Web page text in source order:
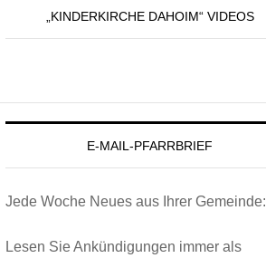
„KINDERKIRCHE DAHOIM“ VIDEOS
E-MAIL-PFARRBRIEF
Jede Woche Neues aus Ihrer Gemeinde:
Lesen Sie Ankündigungen immer als